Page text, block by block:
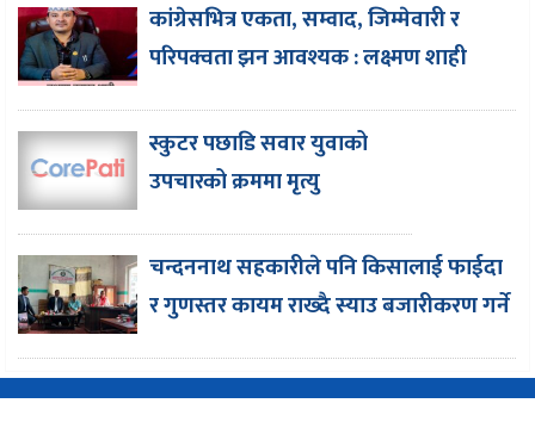
कांग्रेसभित्र एकता, सम्वाद, जिम्मेवारी र
परिपक्वता झन आवश्यक : लक्ष्मण शाही
स्कुटर पछाडि सवार युवाको
उपचारको क्रममा मृत्यु
चन्दननाथ सहकारीले पनि किसालाई फाईदा
र गुणस्तर कायम राख्दै स्याउ बजारीकरण गर्ने